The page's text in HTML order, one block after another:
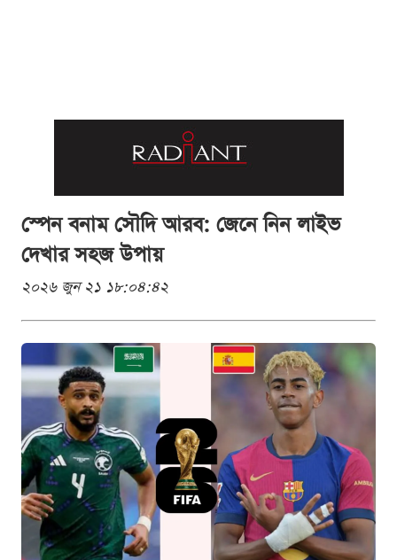
স্পেন বনাম সৌদি আরব: জেনে নিন লাইভ
দেখার সহজ উপায়
২০২৬ জুন ২১ ১৮:০৪:৪২